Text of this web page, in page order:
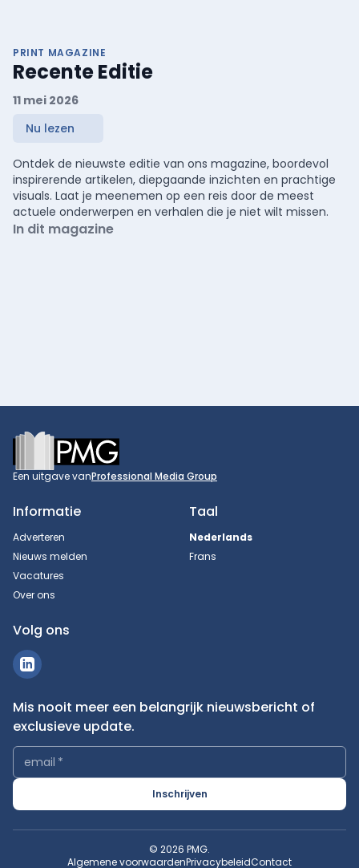
PRINT MAGAZINE
Recente Editie
11 mei 2026
Nu lezen
Ontdek de nieuwste editie van ons magazine, boordevol
inspirerende artikelen, diepgaande inzichten en prachtige
visuals. Laat je meenemen op een reis door de meest
actuele onderwerpen en verhalen die je niet wilt missen.
In dit magazine
Footer
Een uitgave vanProfessional Media Group
Informatie
Adverteren
Nieuws melden
Vacatures
Over ons
Taal
Nederlands
Frans
Volg ons
Mis nooit meer een belangrijk nieuwsbericht of
exclusieve update.
email *
Inschrijven
© 2026 PMG.
Algemene voorwaardenPrivacybeleidContact